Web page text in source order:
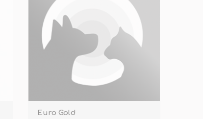
Euro Gold